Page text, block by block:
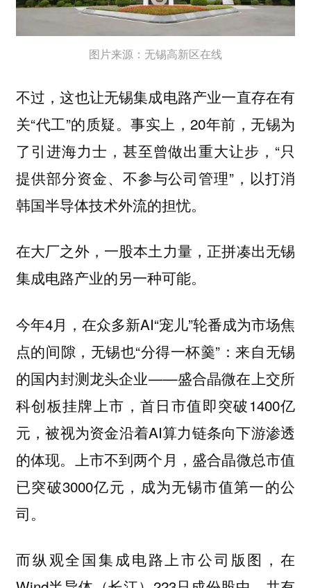
图片来源：无锡高新区在线
不过，这也让无锡集成电路产业一直存在有
关“代工”的质疑。事实上，20年前，无锡为
了引进海力士，甚至曾做出重大让步，“只
提供部分资金、不参与公司管理”，以打消
韩国半导体技术外流的担忧。
在大厂之外，一股本土力量，正拼凑出无锡
集成电路产业的另一种可能。
今年4月，在众多新AI“宠儿”轮番成为市场焦
点的间隙，无锡也“分得一杯羹”：来自无锡
的国内封测龙头企业——盛合晶微在上交所
科创板挂牌上市，首日市值即突破1400亿
元，被视为资金沿着AI算力链条向下游渗透
的体现。上市不到两个月，盛合晶微总市值
已突破3000亿元，成为无锡市值第一的公
司。
而纵观全国集成电路上市公司版图，在